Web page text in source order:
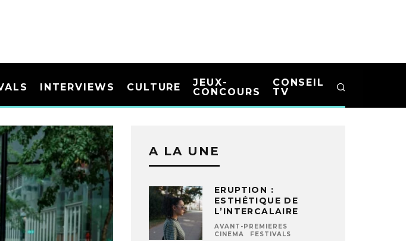
INTERVIEWS CULTURE
JEUX-
CONCOURS
CONSEIL
TV
A LA UNE
ERUPTION :
ESTHÉTIQUE DE
L’INTERCALAIRE
AVANT-PREMIERES
CINEMA
FESTIVALS